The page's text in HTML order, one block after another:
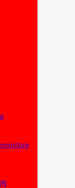
monitore